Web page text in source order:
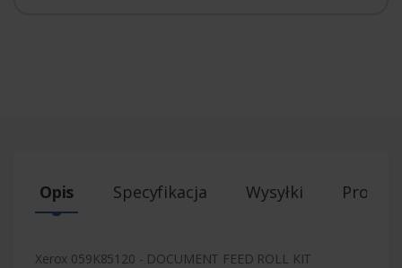
Opis Specyfikacja Wysyłki
Xerox 059K85120 - DOCUMENT FEED ROLL KIT